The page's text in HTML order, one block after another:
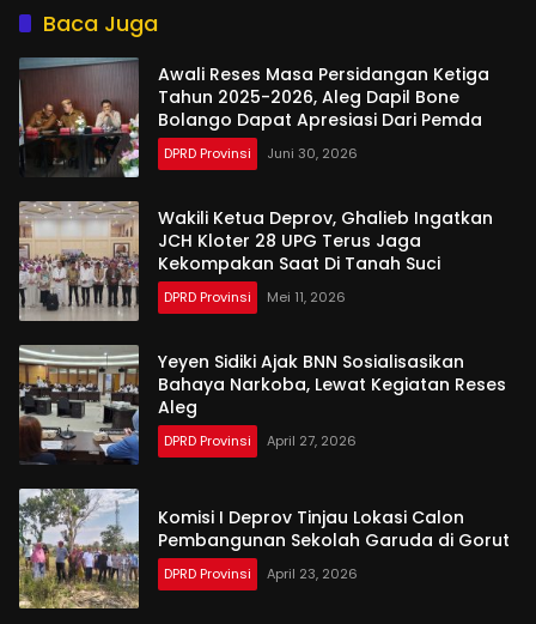
Baca Juga
Awali Reses Masa Persidangan Ketiga
Tahun 2025-2026, Aleg Dapil Bone
Bolango Dapat Apresiasi Dari Pemda
DPRD Provinsi Juni 30, 2026
Wakili Ketua Deprov, Ghalieb Ingatkan
JCH Kloter 28 UPG Terus Jaga
Kekompakan Saat Di Tanah Suci
DPRD Provinsi Mei 11, 2026
Yeyen Sidiki Ajak BNN Sosialisasikan
Bahaya Narkoba, Lewat Kegiatan Reses
Aleg
DPRD Provinsi April 27, 2026
Komisi I Deprov Tinjau Lokasi Calon
Pembangunan Sekolah Garuda di Gorut
DPRD Provinsi April 23, 2026